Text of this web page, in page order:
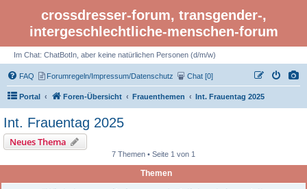
crossdresser-forum, transgender-,
intergeschlechtliche-menschen-forum
Im Chat: ChatBotIn, aber keine natürlichen Personen (d/m/w)
FAQ Forumregeln/Impressum/Datenschutz Chat [0]
Portal Foren-Übersicht Frauenthemen Int. Frauentag 2025
Int. Frauentag 2025
Neues Thema
7 Themen • Seite 1 von 1
Themen